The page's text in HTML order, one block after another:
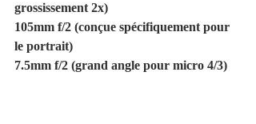
grossissement 2x)
105mm f/2 (conçue spécifiquement pour
le portrait)
7.5mm f/2 (grand angle pour micro 4/3)